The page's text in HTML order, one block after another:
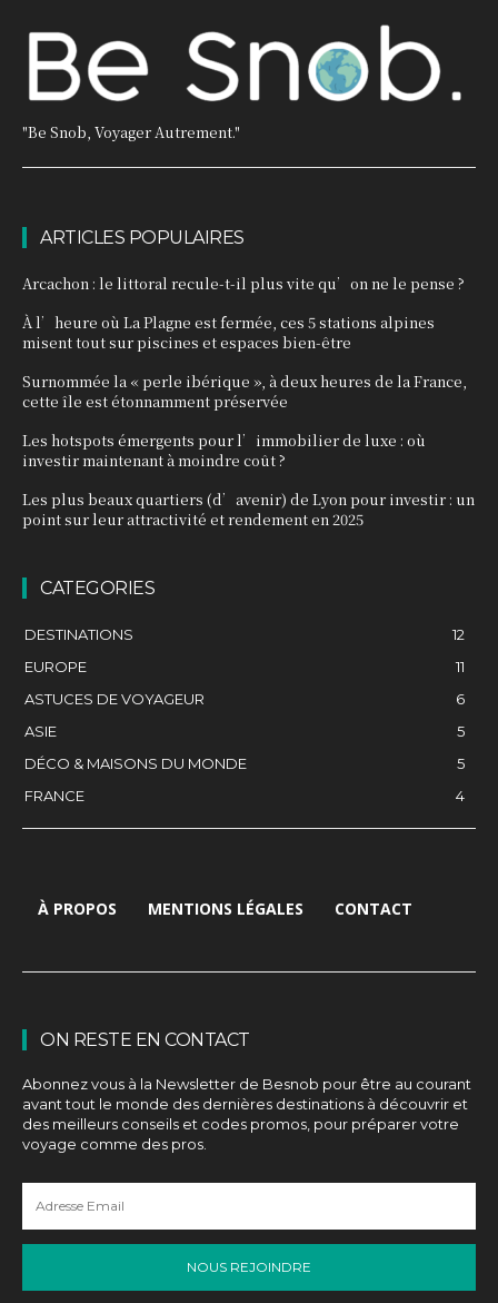
"Be Snob, Voyager Autrement."
ARTICLES POPULAIRES
Arcachon : le littoral recule-t-il plus vite qu’on ne le pense ?
À l’heure où La Plagne est fermée, ces 5 stations alpines
misent tout sur piscines et espaces bien-être
Surnommée la « perle ibérique », à deux heures de la France,
cette île est étonnamment préservée
Les hotspots émergents pour l’immobilier de luxe : où
investir maintenant à moindre coût ?
Les plus beaux quartiers (d’avenir) de Lyon pour investir : un
point sur leur attractivité et rendement en 2025
CATEGORIES
DESTINATIONS
12
EUROPE
11
ASTUCES DE VOYAGEUR
6
ASIE
5
DÉCO & MAISONS DU MONDE
5
FRANCE
4
À PROPOS MENTIONS LÉGALES CONTACT
ON RESTE EN CONTACT
Abonnez vous à la Newsletter de Besnob pour être au courant
avant tout le monde des dernières destinations à découvrir et
des meilleurs conseils et codes promos, pour préparer votre
voyage comme des pros.
NOUS REJOINDRE